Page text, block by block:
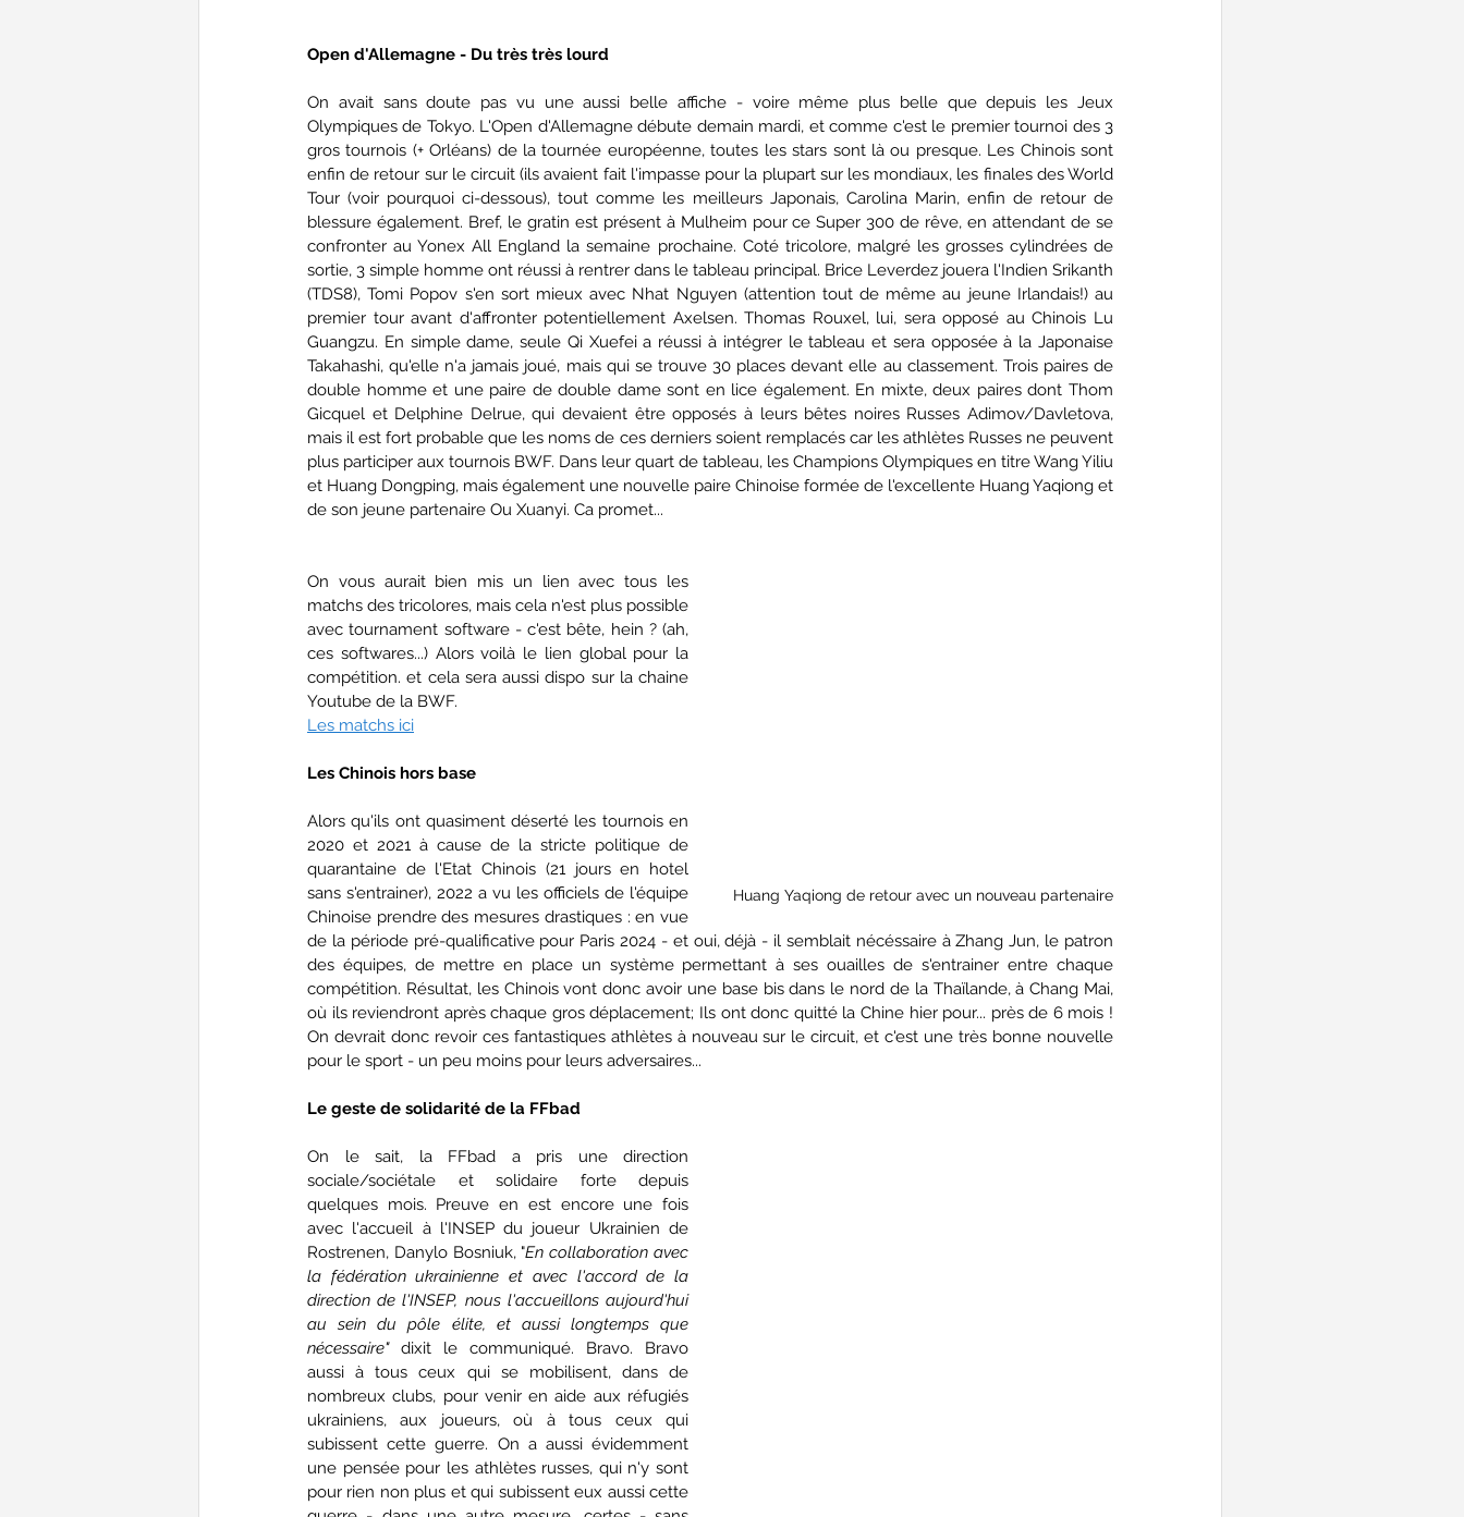
Open d'Allemagne - Du très très lourd
On avait sans doute pas vu une aussi belle affiche - voire même plus belle que depuis les Jeux
Olympiques de Tokyo. L'Open d'Allemagne débute demain mardi, et comme c'est le premier tournoi des 3
gros tournois (+ Orléans) de la tournée européenne, toutes les stars sont là ou presque. Les Chinois sont
enfin de retour sur le circuit (ils avaient fait l'impasse pour la plupart sur les mondiaux, les finales des World
Tour (voir pourquoi ci-dessous), tout comme les meilleurs Japonais, Carolina Marin, enfin de retour de
blessure également. Bref, le gratin est présent à Mulheim pour ce Super 300 de rêve, en attendant de se
confronter au Yonex All England la semaine prochaine. Coté tricolore, malgré les grosses cylindrées de
sortie, 3 simple homme ont réussi à rentrer dans le tableau principal. Brice Leverdez jouera l'Indien Srikanth
(TDS8), Tomi Popov s'en sort mieux avec Nhat Nguyen (attention tout de même au jeune Irlandais!) au
premier tour avant d'affronter potentiellement Axelsen. Thomas Rouxel, lui, sera opposé au Chinois Lu
Guangzu. En simple dame, seule Qi Xuefei a réussi à intégrer le tableau et sera opposée à la Japonaise
Takahashi, qu'elle n'a jamais joué, mais qui se trouve 30 places devant elle au classement. Trois paires de
double homme et une paire de double dame sont en lice également. En mixte, deux paires dont Thom
Gicquel et Delphine Delrue, qui devaient être opposés à leurs bêtes noires Russes Adimov/Davletova,
mais il est fort probable que les noms de ces derniers soient remplacés car les athlètes Russes ne peuvent
plus participer aux tournois BWF. Dans leur quart de tableau, les Champions Olympiques en titre Wang Yiliu
et Huang Dongping, mais également une nouvelle paire Chinoise formée de l'excellente Huang Yaqiong et
de son jeune partenaire Ou Xuanyi. Ca promet...
Huang Yaqiong de retour avec un nouveau partenaire
On vous aurait bien mis un lien avec tous les
matchs des tricolores, mais cela n'est plus possible
avec tournament software - c'est bête, hein ? (ah,
ces softwares...) Alors voilà le lien global pour la
compétition. et cela sera aussi dispo sur la chaine
Youtube de la BWF.
Les matchs ici
Les Chinois hors base
Alors qu'ils ont quasiment déserté les tournois en
2020 et 2021 à cause de la stricte politique de
quarantaine de l'Etat Chinois (21 jours en hotel
sans s'entrainer), 2022 a vu les officiels de l'équipe
Chinoise prendre des mesures drastiques : en vue
de la période pré-qualificative pour Paris 2024 - et oui, déjà - il semblait nécéssaire à Zhang Jun, le patron
des équipes, de mettre en place un système permettant à ses ouailles de s'entrainer entre chaque
compétition. Résultat, les Chinois vont donc avoir une base bis dans le nord de la Thaïlande, à Chang Mai,
où ils reviendront après chaque gros déplacement; Ils ont donc quitté la Chine hier pour... près de 6 mois !
On devrait donc revoir ces fantastiques athlètes à nouveau sur le circuit, et c'est une très bonne nouvelle
pour le sport - un peu moins pour leurs adversaires...
Le geste de solidarité de la FFbad
On le sait, la FFbad a pris une direction
sociale/sociétale et solidaire forte depuis
quelques mois. Preuve en est encore une fois
avec l'accueil à l'INSEP du joueur Ukrainien de
Rostrenen, Danylo Bosniuk, "En collaboration avec
la fédération ukrainienne et avec l'accord de la
direction de l'INSEP, nous l'accueillons aujourd'hui
au sein du pôle élite, et aussi longtemps que
nécessaire" dixit le communiqué. Bravo. Bravo
aussi à tous ceux qui se mobilisent, dans de
nombreux clubs, pour venir en aide aux réfugiés
ukrainiens, aux joueurs, où à tous ceux qui
subissent cette guerre. On a aussi évidemment
une pensée pour les athlètes russes, qui n'y sont
pour rien non plus et qui subissent eux aussi cette